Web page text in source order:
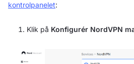
kontrolpanelet:
Klik på Konfigurér NordVPN